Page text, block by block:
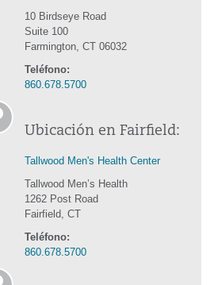
10 Birdseye Road
Suite 100
Farmington, CT 06032
Teléfono:
860.678.5700
Ubicación en Fairfield:
Tallwood Men's Health Center
Tallwood Men’s Health
1262 Post Road
Fairfield, CT
Teléfono:
860.678.5700